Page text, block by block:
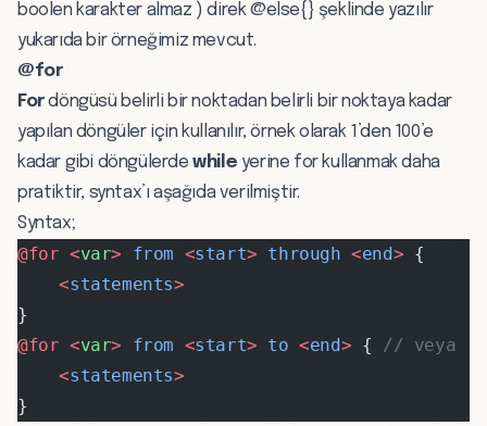
boolen karakter almaz ) direk @else{} şeklinde yazılır
yukarıda bir örneğimiz mevcut.
@for
Fordöngüsü belirli bir noktadan belirli bir noktaya kadar
yapılan döngüler için kullanılır, örnek olarak 1’den 100’e
kadar gibi döngülerdewhile yerine for kullanmak daha
pratiktir, syntax’ı aşağıda verilmiştir.
Syntax;
@for <var> from <start> through <end> {
    <
statements>
}
@for <var> from <start> to <end> { // veya
    <
statements>
}